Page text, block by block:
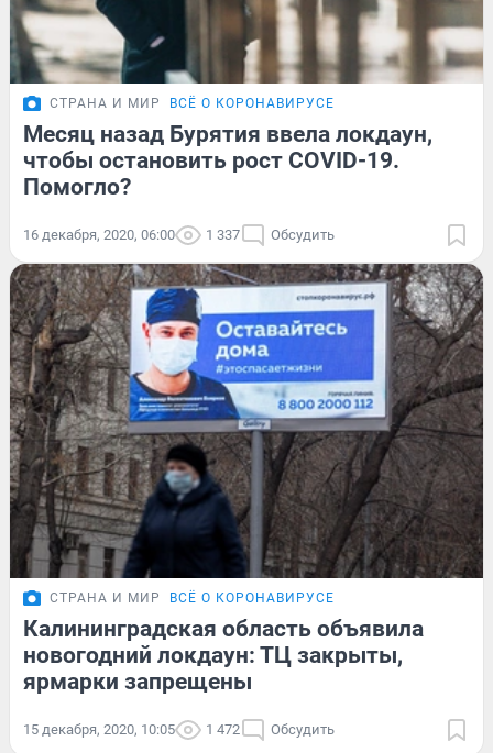
СТРАНА И МИР ВСЁ О КОРОНАВИРУСЕ
Месяц назад Бурятия ввела локдаун,
чтобы остановить рост COVID-19.
Помогло?
16 декабря, 2020, 06:00 1 337 Обсудить
СТРАНА И МИР ВСЁ О КОРОНАВИРУСЕ
Калининградская область объявила
новогодний локдаун: ТЦ закрыты,
ярмарки запрещены
15 декабря, 2020, 10:05 1 472 Обсудить